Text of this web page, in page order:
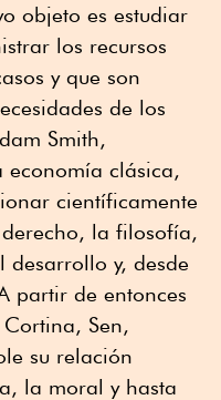
objeto es estudiar
los recursos
y que son
de los
Smith,
clásica,
científicamente
la filosofía,
y, desde
partir de entonces
Sen,
su relación
la moral y hasta